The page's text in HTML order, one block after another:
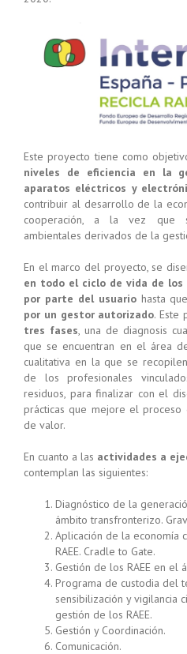
Este proyecto tiene como
niveles de eficiencia en la
aparatos eléctricos y
contribuir al desarrollo de la
cooperación, a la vez que
ambientales derivados de la
En el marco del proyecto, se
en todo el ciclo de vida de los
por parte del usuariohasta
por un gestor autorizado. Este
tres fases, una de diagnosis
que se encuentran en el área
cualitativa en la que se
de los profesionales
residuos, para finalizar con el
prácticas que mejore el
de valor.
En cuanto a las actividades a
contemplan las siguientes:
Diagnóstico de la
ámbito transfronterizo.
Aplicación de la economía
RAEE. Cradle to Gate.
Gestión de los RAEE en el
Programa de custodia del
sensibilización y vigilancia
gestión de los RAEE.
Gestión y Coordinación.
Comunicación.